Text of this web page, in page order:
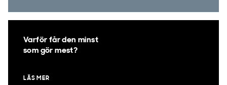
Varför får den minst
som gör mest?
LÄS MER